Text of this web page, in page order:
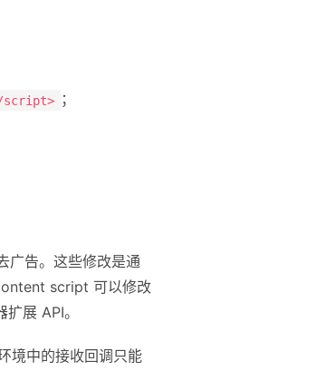
script>
；
广告。这些修改是通
script 可以修改
展 API。
境中的接收回调只能